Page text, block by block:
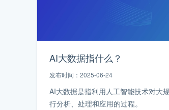
AI大数据指什么？
发布时间：2025-06-24
AI大数据是指利用人工智能技术对大
行分析、处理和应用的过程。